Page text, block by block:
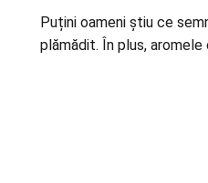
Puțini oameni știu ce
plămădit. În plus,